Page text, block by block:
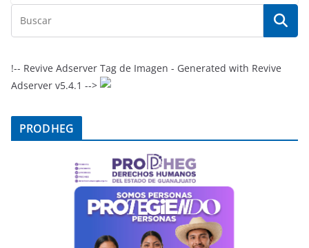
!-- Revive Adserver Tag de Imagen - Generated with Revive
Adserver v5.4.1 -->
PRODHEG